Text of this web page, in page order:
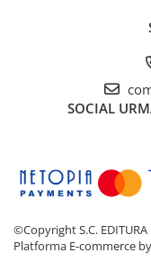
SOCIAL
©Copyright S.C. EDITURA
Platforma E-commerce